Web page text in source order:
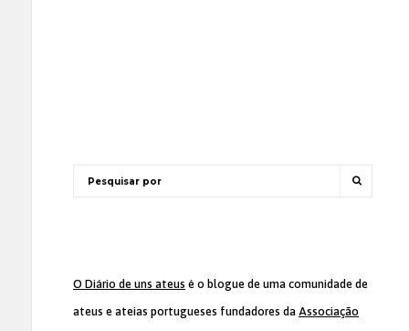
O Diário de uns ateus é o blogue de uma comunidade de
ateus e ateias portugueses fundadores da Associação